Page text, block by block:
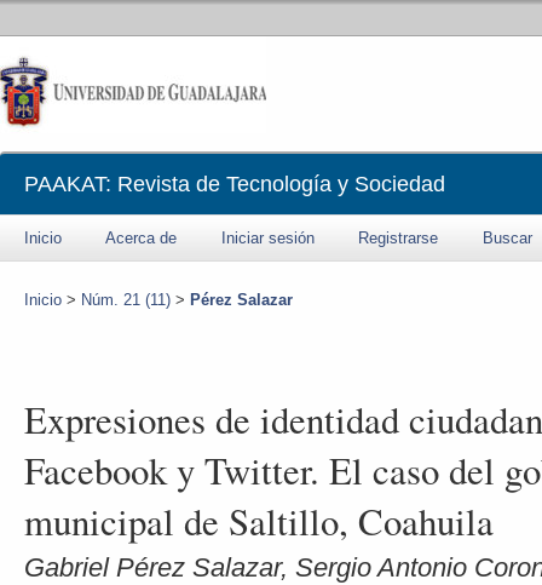
PAAKAT: Revista de Tecnología y Sociedad
Inicio Acerca de Iniciar sesión Registrarse Buscar
Inicio > Núm. 21 (11) > Pérez Salazar
Expresiones de identidad
Facebook y Twitter. El caso del
municipal de Saltillo, Coahuila
Gabriel Pérez Salazar, Sergio Antonio